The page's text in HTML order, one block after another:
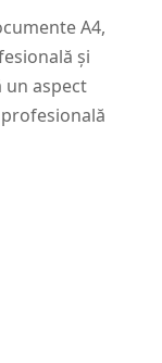
A4,
și
aspect